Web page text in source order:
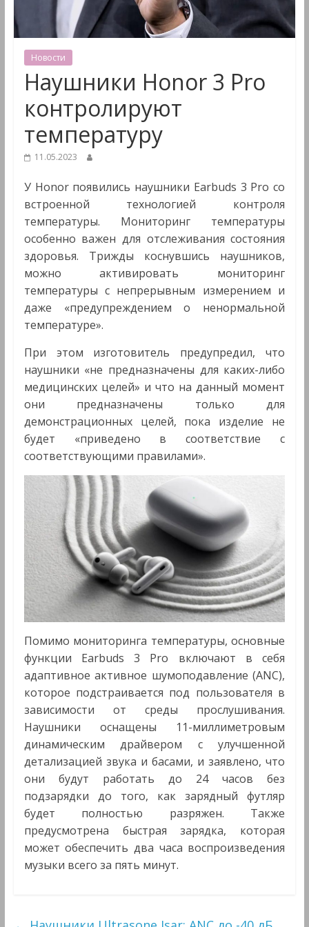
Мультимедиа
Новости
Наушники Honor 3 Pro
контролируют
температуру
11.05.2023
У Honor появились наушники Earbuds 3 Pro со
встроенной технологией контроля
температуры. Мониторинг температуры
особенно важен для отслеживания состояния
здоровья. Трижды коснувшись наушников,
можно активировать мониторинг
температуры с непрерывным измерением и
даже «предупреждением о ненормальной
температуре».
При этом изготовитель предупредил, что
наушники «не предназначены для каких-либо
медицинских целей» и что на данный момент
они предназначены только для
демонстрационных целей, пока изделие не
будет «приведено в соответствие с
соответствующими правилами».
Помимо мониторинга температуры, основные
функции Earbuds 3 Pro включают в себя
адаптивное активное шумоподавление (ANC),
которое подстраивается под пользователя в
зависимости от среды прослушивания.
Наушники оснащены 11-миллиметровым
динамическим драйвером с улучшенной
детализацией звука и басами, и заявлено, что
они будут работать до 24 часов без
подзарядки до того, как зарядный футляр
будет полностью разряжен. Также
предусмотрена быстрая зарядка, которая
может обеспечить два часа воспроизведения
музыки всего за пять минут.